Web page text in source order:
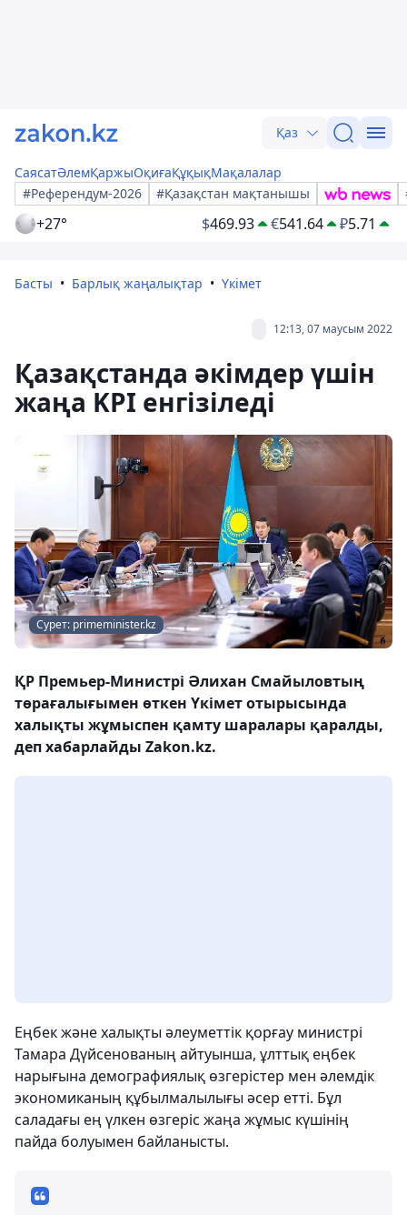
Қаз
СаясатӘлемҚаржыОқиғаҚұқықМақалалар
#Референдум-2026
#Қазақстан мақтанышы
+27° $469.93 €541.64 ₽5.71
Басты Барлық жаңалықтар Үкімет
12:13, 07 маусым 2022
Қазақстанда әкімдер үшін
жаңа KPI енгізіледі
Сурет: primeminister.kz
ҚР Премьер-Министрі Әлихан Смайыловтың
төрағалығымен өткен Үкімет отырысында
халықты жұмыспен қамту шаралары қаралды,
деп хабарлайды Zakon.kz.
Еңбек және халықты әлеуметтік қорғау министрі
Тамара Дүйсенованың айтуынша, ұлттық еңбек
нарығына демографиялық өзгерістер мен әлемдік
экономиканың құбылмалылығы әсер етті. Бұл
саладағы ең үлкен өзгеріс жаңа жұмыс күшінің
пайда болуымен байланысты.